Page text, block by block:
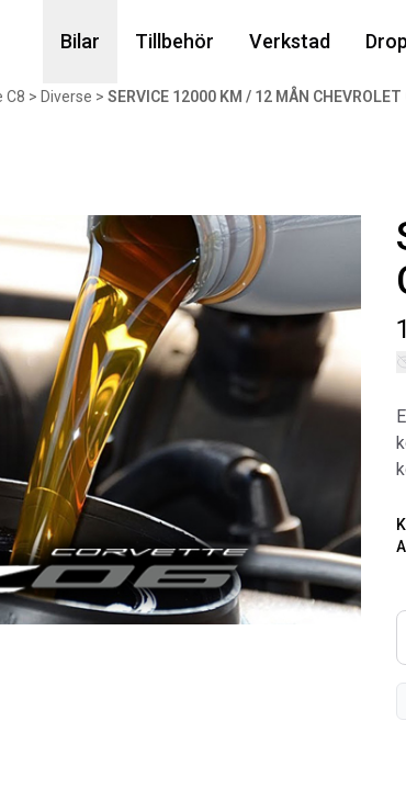
Bilar Tillbehör Verkstad
C8 > Diverse > SERVICE 12000 KM / 12 MÅN